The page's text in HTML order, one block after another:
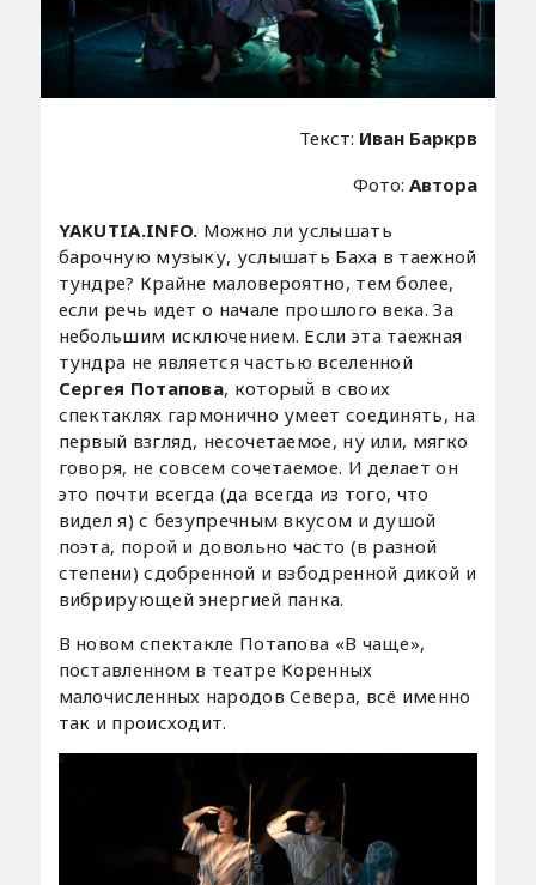
Текст: Иван Баркрв
Фото:Автора
YAKUTIA.INFO. Можно ли услышать
барочную музыку, услышать Баха в таежной
тундре? Крайне маловероятно, тем более,
если речь идет о начале прошлого века. За
небольшим исключением. Если эта таежная
тундра не является частью вселенной
Сергея Потапова, который в своих
спектаклях гармонично умеет соединять, на
первый взгляд, несочетаемое, ну или, мягко
говоря, не совсем сочетаемое. И делает он
это почти всегда (да всегда из того, что
видел я) с безупречным вкусом и душой
поэта, порой и довольно часто (в разной
степени) сдобренной и взбодренной дикой и
вибрирующей энергией панка.
В новом спектакле Потапова «В чаще»,
поставленном в театре Коренных
малочисленных народов Севера, всё именно
так и происходит.